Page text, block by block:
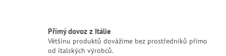
Přímý dovoz z Itálie
Většinu produktů dovážíme bez prostředníků přímo
od italských výrobců.